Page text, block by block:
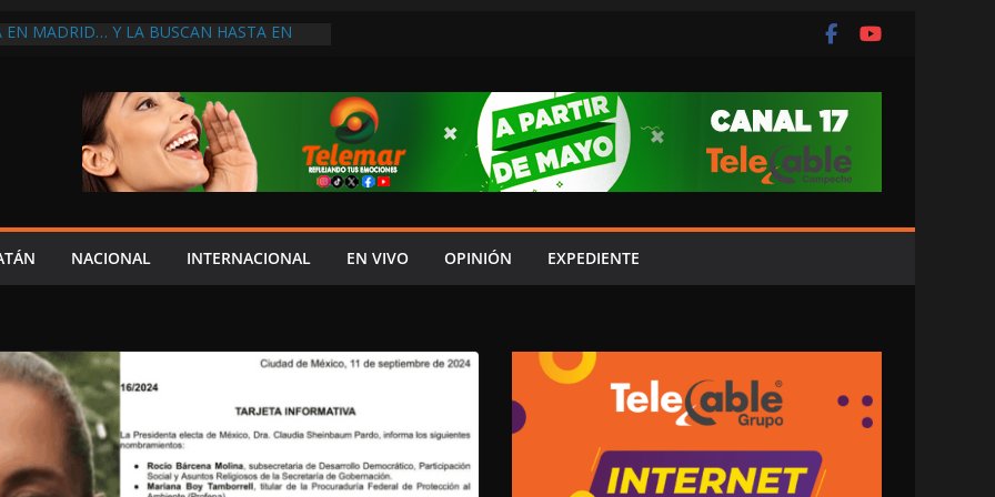
EN MADRID… Y LA BUSCAN HASTA EN
EN UNA DE LAS CADENAS DE ARTÍCULOS
DE EUROPA: MARCEL CARRILLO
SU PEOR MOMENTO: PAN; LA ECONOMÍA
CRECE LA INSEGURIDAD, NO HAY
CRÍTICOS SON CENSURADOS
EL TIEMPO”; INFRAESTRUCTURA
Y URGE MODERNIZARLA:
NACIONAL INTERNACIONAL EN VIVO OPINIÓN EXPEDIENTE